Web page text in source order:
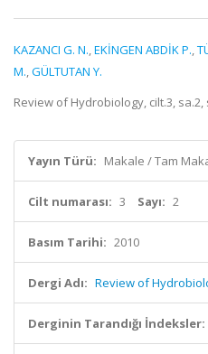
KAZANCI G. N.,EKİNGEN ABDİK P.,
M.,GÜLTUTAN Y.
Review of Hydrobiology, cilt.3, sa.2,
Yayın Türü: Makale / Tam
Cilt numarası: 3 Sayı: 2
Basım Tarihi: 2010
Dergi Adı: Review of
Derginin Tarandığı İndeksler: